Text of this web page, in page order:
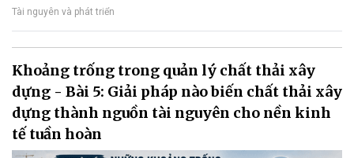
Tài nguyên và phát triển
Khoảng trống trong quản lý chất thải xây
dựng - Bài 5: Giải pháp nào biến chất thải xây
dựng thành nguồn tài nguyên cho nền kinh
tế tuần hoàn